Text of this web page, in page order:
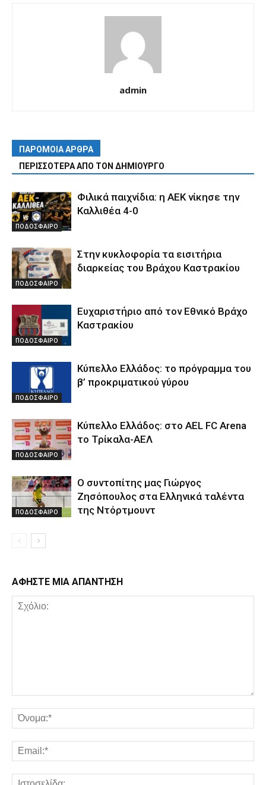
admin
ΠΑΡΟΜΟΙΑ ΑΡΘΡΑ
ΠΕΡΙΣΣΟΤΕΡΑ ΑΠΟ ΤΟΝ ΔΗΜΙΟΥΡΓΟ
ΠΟΔΟΣΦΑΙΡΟ
Φιλικά παιχνίδια: η ΑΕΚ νίκησε την
Καλλιθέα 4-0
ΠΟΔΟΣΦΑΙΡΟ
Στην κυκλοφορία τα εισιτήρια
διαρκείας του Βράχου Καστρακίου
ΠΟΔΟΣΦΑΙΡΟ
Ευχαριστήριο από τον Εθνικό Βράχο
Καστρακίου
ΠΟΔΟΣΦΑΙΡΟ
Κύπελλο Ελλάδος: το πρόγραμμα του
β’ προκριματικού γύρου
ΠΟΔΟΣΦΑΙΡΟ
Κύπελλο Ελλάδος: στο AEL FC Arena
το Τρίκαλα-ΑΕΛ
ΠΟΔΟΣΦΑΙΡΟ
Ο συντοπίτης μας Γιώργος
Ζησόπουλος στα Ελληνικά ταλέντα
της Ντόρτμουντ
ΑΦΗΣΤΕ ΜΙΑ ΑΠΑΝΤΗΣΗ